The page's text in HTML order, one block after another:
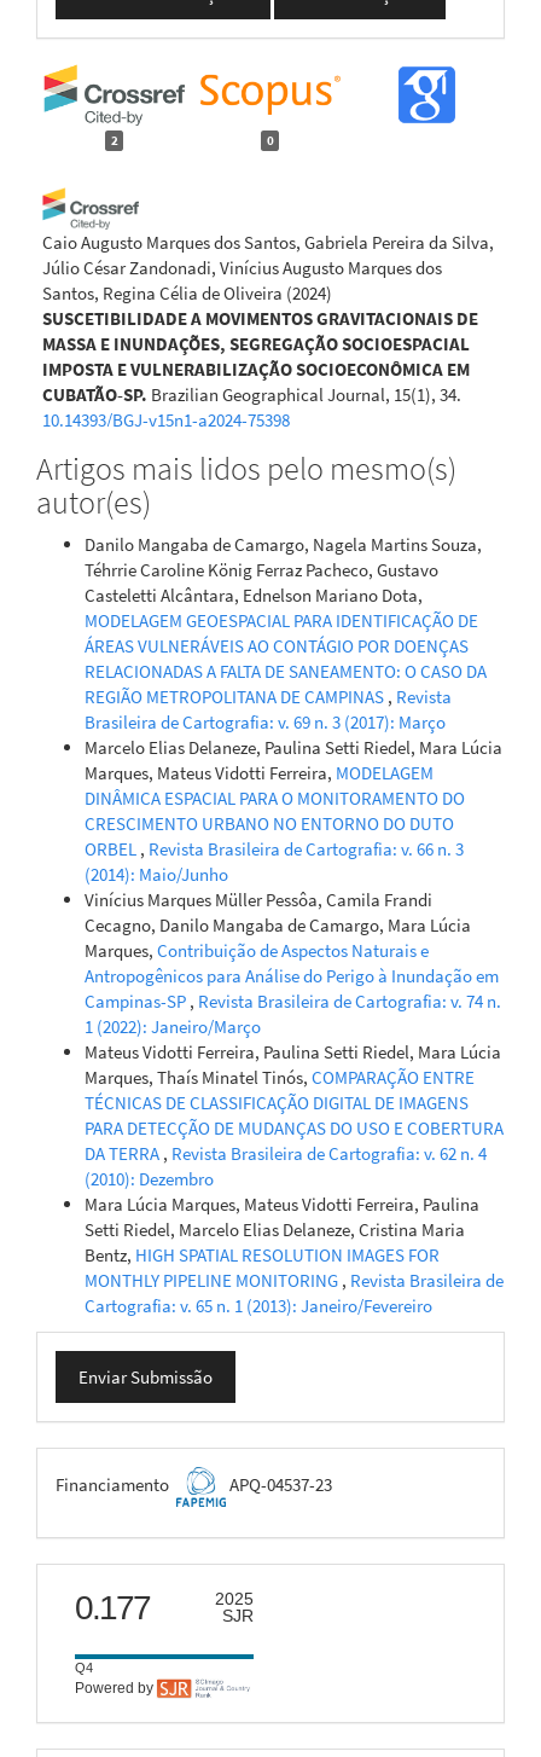
2 0
Caio Augusto Marques dos Santos, Gabriela Pereira da Silva,
Júlio César Zandonadi, Vinícius Augusto Marques dos
Santos, Regina Célia de Oliveira (2024)
SUSCETIBILIDADE A MOVIMENTOS GRAVITACIONAIS DE
MASSA E INUNDAÇÕES, SEGREGAÇÃO SOCIOESPACIAL
IMPOSTA E VULNERABILIZAÇÃO SOCIOECONÔMICA EM
CUBATÃO-SP. Brazilian Geographical Journal, 15(1), 34.
10.14393/BGJ-v15n1-a2024-75398
Camila Frandi Cecagno, Vinícius Marques Müller Pessôa,
Sustentabilidade do desenvolvimento urbano de
Campinas-SP: uma abordagem multicritério.urbe.
Revista Brasileira de Gestão Urbana, 12.
10.1590/2175-3369.012.e20190178
Artigos mais lidos pelo mesmo(s)
autor(es)
Danilo Mangaba de Camargo, Nagela Martins Souza,
Téhrrie Caroline König Ferraz Pacheco, Gustavo
Casteletti Alcântara, Ednelson Mariano Dota,
MODELAGEM GEOESPACIAL PARA IDENTIFICAÇÃO DE
ÁREAS VULNERÁVEIS AO CONTÁGIO POR DOENÇAS
RELACIONADAS A FALTA DE SANEAMENTO: O CASO DA
REGIÃO METROPOLITANA DE CAMPINAS , Revista
Brasileira de Cartografia: v. 69 n. 3 (2017): Março
Marcelo Elias Delaneze, Paulina Setti Riedel, Mara Lúcia
Marques, Mateus Vidotti Ferreira, MODELAGEM
DINÂMICA ESPACIAL PARA O MONITORAMENTO DO
CRESCIMENTO URBANO NO ENTORNO DO DUTO
ORBEL , Revista Brasileira de Cartografia: v. 66 n. 3
(2014): Maio/Junho
Vinícius Marques Müller Pessôa, Camila Frandi
Cecagno, Danilo Mangaba de Camargo, Mara Lúcia
Marques, Contribuição de Aspectos Naturais e
Antropogênicos para Análise do Perigo à Inundação em
Campinas-SP , Revista Brasileira de Cartografia: v. 74 n.
1 (2022): Janeiro/Março
Mateus Vidotti Ferreira, Paulina Setti Riedel, Mara Lúcia
Marques, Thaís Minatel Tinós, COMPARAÇÃO ENTRE
TÉCNICAS DE CLASSIFICAÇÃO DIGITAL DE IMAGENS
PARA DETECÇÃO DE MUDANÇAS DO USO E COBERTURA
DA TERRA , Revista Brasileira de Cartografia: v. 62 n. 4
(2010): Dezembro
Mara Lúcia Marques, Mateus Vidotti Ferreira, Paulina
Setti Riedel, Marcelo Elias Delaneze, Cristina Maria
Bentz, HIGH SPATIAL RESOLUTION IMAGES FOR
MONTHLY PIPELINE MONITORING , Revista Brasileira de
Cartografia: v. 65 n. 1 (2013): Janeiro/Fevereiro
Enviar
Submissão
Enviar Submissão
FAPEMIG
Financiamento APQ-04537-23
scimago
0.177
2025
SJR
Q4
Powered by